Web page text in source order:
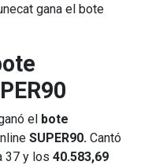
gana el bote
el bote
SUPER90. Cantó
37 y los 40.583,69